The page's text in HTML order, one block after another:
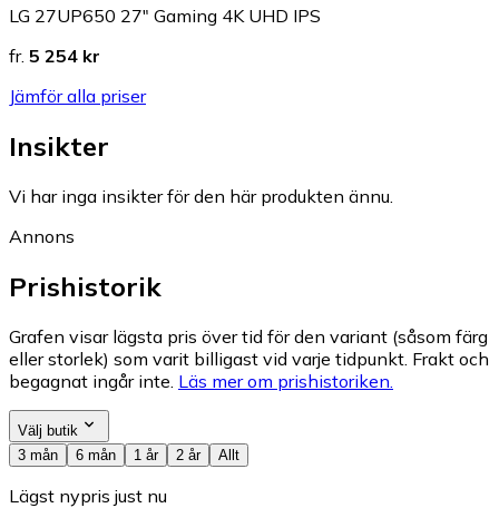
LG 27UP650 27" Gaming 4K UHD IPS
fr. 5 254 kr
Jämför alla priser
Insikter
Vi har inga insikter för den här produkten ännu.
Annons
Prishistorik
Grafen visar lägsta pris över tid för den variant (såsom färg
eller storlek) som varit billigast vid varje tidpunkt. Frakt och
begagnat ingår inte. Läs mer om prishistoriken.
Välj butik
3 mån
6 mån 1 år 2 år Allt
Lägst nypris just nu